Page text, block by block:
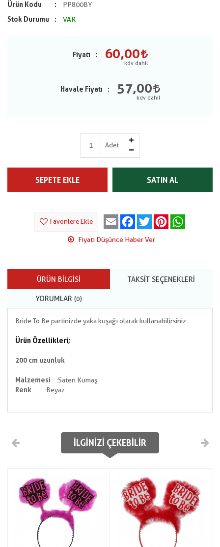
Ürün Kodu
PP800BY
Stok Durumu
VAR
Fiyatı 60,00
Havale Fiyatı 57,00
Adet
SEPETE EKLE SATIN AL
Favorilere Ekle Email Facebook
Twitter Pinterest
Fiyatı Düşünce Haber Ver
ÜRÜN BILGISI TAKSIT SEÇENEKLERI
YORUMLAR (0)
Bride To Be partinizde yaka kuşağı olarak kullanabilirsiniz.
Ürün Özellikleri;
200 cm uzunluk
Malzemesi :Saten Kumaş
Renk :Beyaz
İLGINIZI ÇEKEBILIR